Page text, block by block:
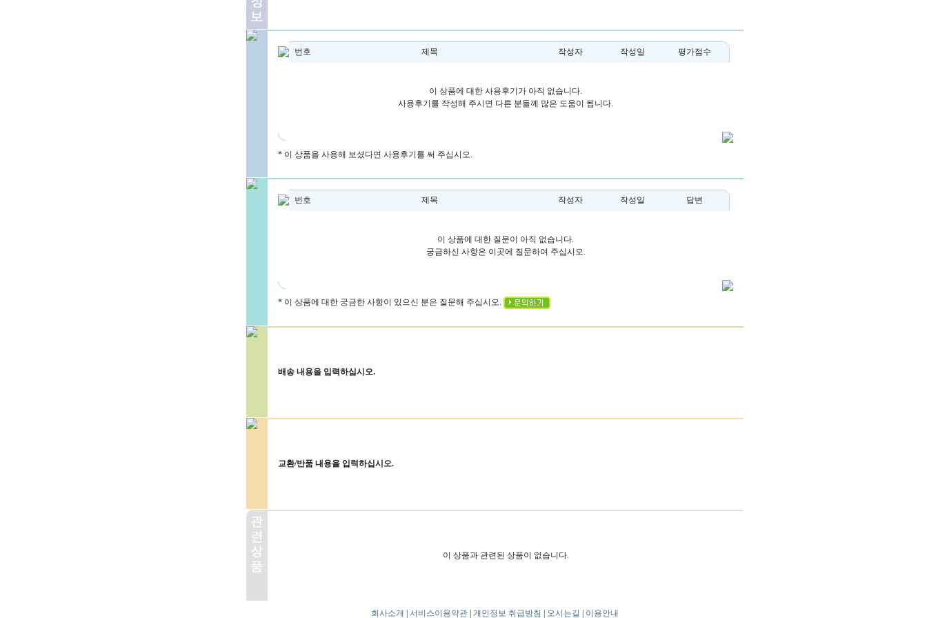
번호 제목 작성자 작성일 평가점수
이 상품에 대한 사용후기가 아직 없습니다.
사용후기를 작성해 주시면 다른 분들께 많은 도움이 됩니다.
* 이 상품을 사용해 보셨다면 사용후기를 써 주십시오.
번호 제목 작성자 작성일 답변
이 상품에 대한 질문이 아직 없습니다.
궁금하신 사항은 이곳에 질문하여 주십시오.
* 이 상품에 대한 궁금한 사항이 있으신 분은 질문해 주십시오.
배송 내용을 입력하십시오.
교환/반품 내용을 입력하십시오.
이 상품과 관련된 상품이 없습니다.
회사소개 서비스이용약관 개인정보 취급방침 오시는길 이용안내